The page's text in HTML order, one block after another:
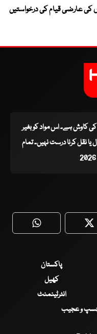
کی عارضی قیام کی درخواستیں
کی کاوش ہے۔ اس مواد کو بغیر
نقل کرنا درست نہیں۔ تمام
WhatsApp
پاکستان
کھیل
انٹرٹینمنٹ
و عجیب